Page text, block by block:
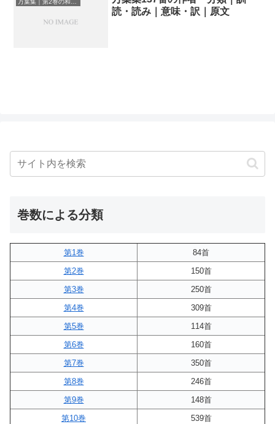
万葉集｜第2巻の和歌一覧
読・読み｜意味・訳｜原文
巻数による分類
第1巻
84首
第2巻
150首
第3巻
250首
第4巻
309首
第5巻
114首
第6巻
160首
第7巻
350首
第8巻
246首
第9巻
148首
第10巻
539首